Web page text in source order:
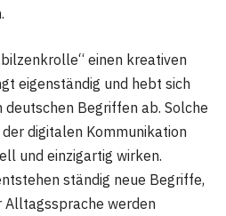
einen kreativen
eigenständig und hebt sich
Begriffen ab. Solche
digitalen Kommunikation
und einzigartig wirken.
ständig neue Begriffe,
Alltagssprache werden